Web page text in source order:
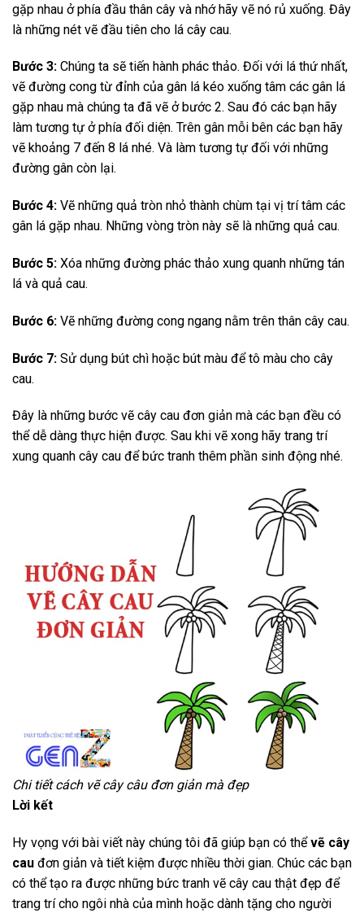
gặp nhau ở phía đầu thân cây và nhớ hãy vẽ nó rủ xuống. Đây
là những nét vẽ đầu tiên cho lá cây cau.
Bước 3: Chúng ta sẽ tiến hành phác thảo. Đối với lá thứ nhất,
vẽ đường cong từ đỉnh của gân lá kéo xuống tâm các gân lá
gặp nhau mà chúng ta đã vẽ ở bước 2. Sau đó các bạn hãy
làm tương tự ở phía đối diện. Trên gân mỗi bên các bạn hãy
vẽ khoảng 7 đến 8 lá nhé. Và làm tương tự đối với những
đường gân còn lại.
Bước 4: Vẽ những quả tròn nhỏ thành chùm tại vị trí tâm các
gân lá gặp nhau. Những vòng tròn này sẽ là những quả cau.
Bước 5: Xóa những đường phác thảo xung quanh những tán
lá và quả cau.
Bước 6: Vẽ những đường cong ngang nằm trên thân cây cau.
Bước 7: Sử dụng bút chì hoặc bút màu để tô màu cho cây
cau.
Đây là những bước vẽ cây cau đơn giản mà các bạn đều có
thể dễ dàng thực hiện được. Sau khi vẽ xong hãy trang trí
xung quanh cây cau để bức tranh thêm phần sinh động nhé.
Chi tiết cách vẽ cây câu đơn giản mà đẹp
Lời kết
Hy vọng với bài viết này chúng tôi đã giúp bạn có thểvẽ cây
cau đơn giản và tiết kiệm được nhiều thời gian. Chúc các bạn
có thể tạo ra được những bức tranh vẽ cây cau thật đẹp để
trang trí cho ngôi nhà của mình hoặc dành tặng cho người